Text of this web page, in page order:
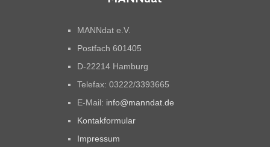
MANNdat e.V.
Postfach 601405
D-22214 Hamburg
Telefax: 03222/3393665
E-Mail: info@manndat.de
Kontakformular
Impressum